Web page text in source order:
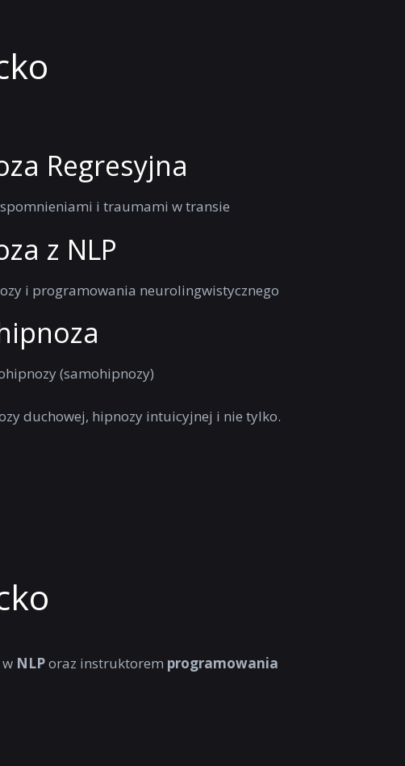
Regresyjna
i traumami w transie
z NLP
i programowania neurolingwistycznego
(samohipnozy)
duchowej, hipnozy intuicyjnej i nie tylko.
NLPoraz instruktorem programowania